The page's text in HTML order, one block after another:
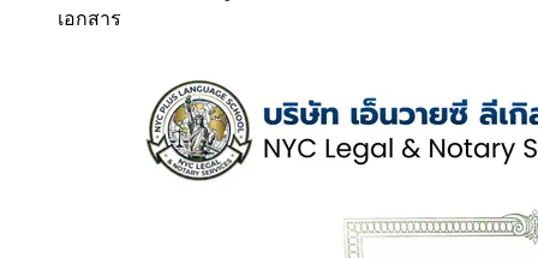
เอกสาร